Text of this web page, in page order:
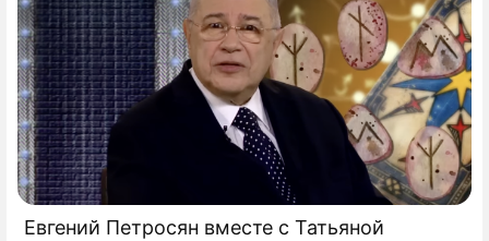
Евгений Петросян вместе с Татьяной